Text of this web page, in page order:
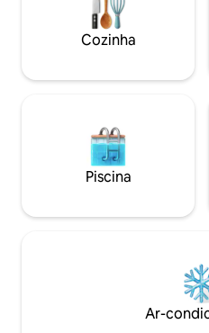
brinquedos e livros
oásis de entretenimento e
Cozinha
Piscina
Ar-